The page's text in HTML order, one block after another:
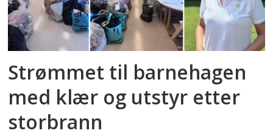
Strømmet til barnehagen
med klær og utstyr etter
storbrann